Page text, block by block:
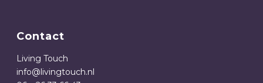
Contact
Living Touch
info@livingtouch.nl